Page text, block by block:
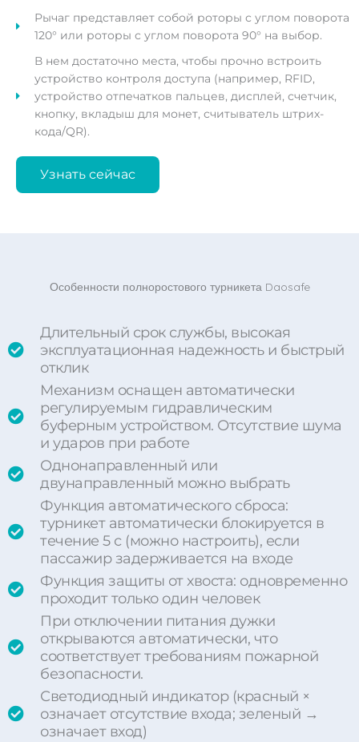
Рычаг представляет собой роторы с углом поворота
120° или роторы с углом поворота 90° на выбор.
В нем достаточно места, чтобы прочно встроить
устройство контроля доступа (например, RFID,
устройство отпечатков пальцев, дисплей, счетчик,
кнопку, вкладыш для монет, считыватель штрих-
кода/QR).
Узнать сейчас
Особенности полноростового турникета Daosafe
Длительный срок службы, высокая
эксплуатационная надежность и быстрый
отклик
Механизм оснащен автоматически
регулируемым гидравлическим
буферным устройством. Отсутствие шума
и ударов при работе
Однонаправленный или
двунаправленный можно выбрать
Функция автоматического сброса:
турникет автоматически блокируется в
течение 5 с (можно настроить), если
пассажир задерживается на входе
Функция защиты от хвоста: одновременно
проходит только один человек
При отключении питания дужки
открываются автоматически, что
соответствует требованиям пожарной
безопасности.
Светодиодный индикатор (красный ×
означает отсутствие входа; зеленый →
означает вход)